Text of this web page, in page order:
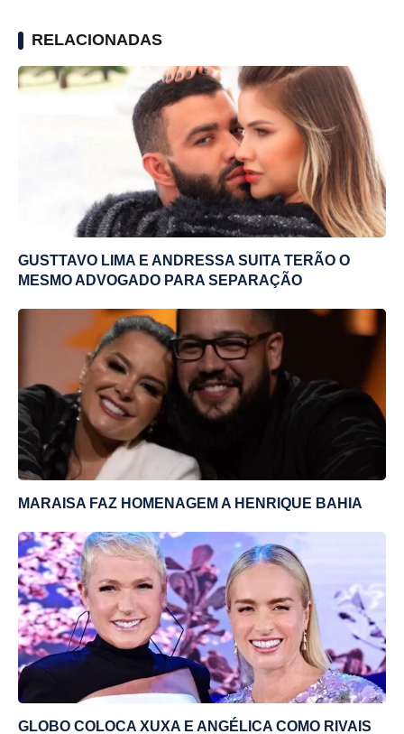
RELACIONADAS
GUSTTAVO LIMA E ANDRESSA SUITA TERÃO O
MESMO ADVOGADO PARA SEPARAÇÃO
MARAISA FAZ HOMENAGEM A HENRIQUE BAHIA
GLOBO COLOCA XUXA E ANGÉLICA COMO RIVAIS